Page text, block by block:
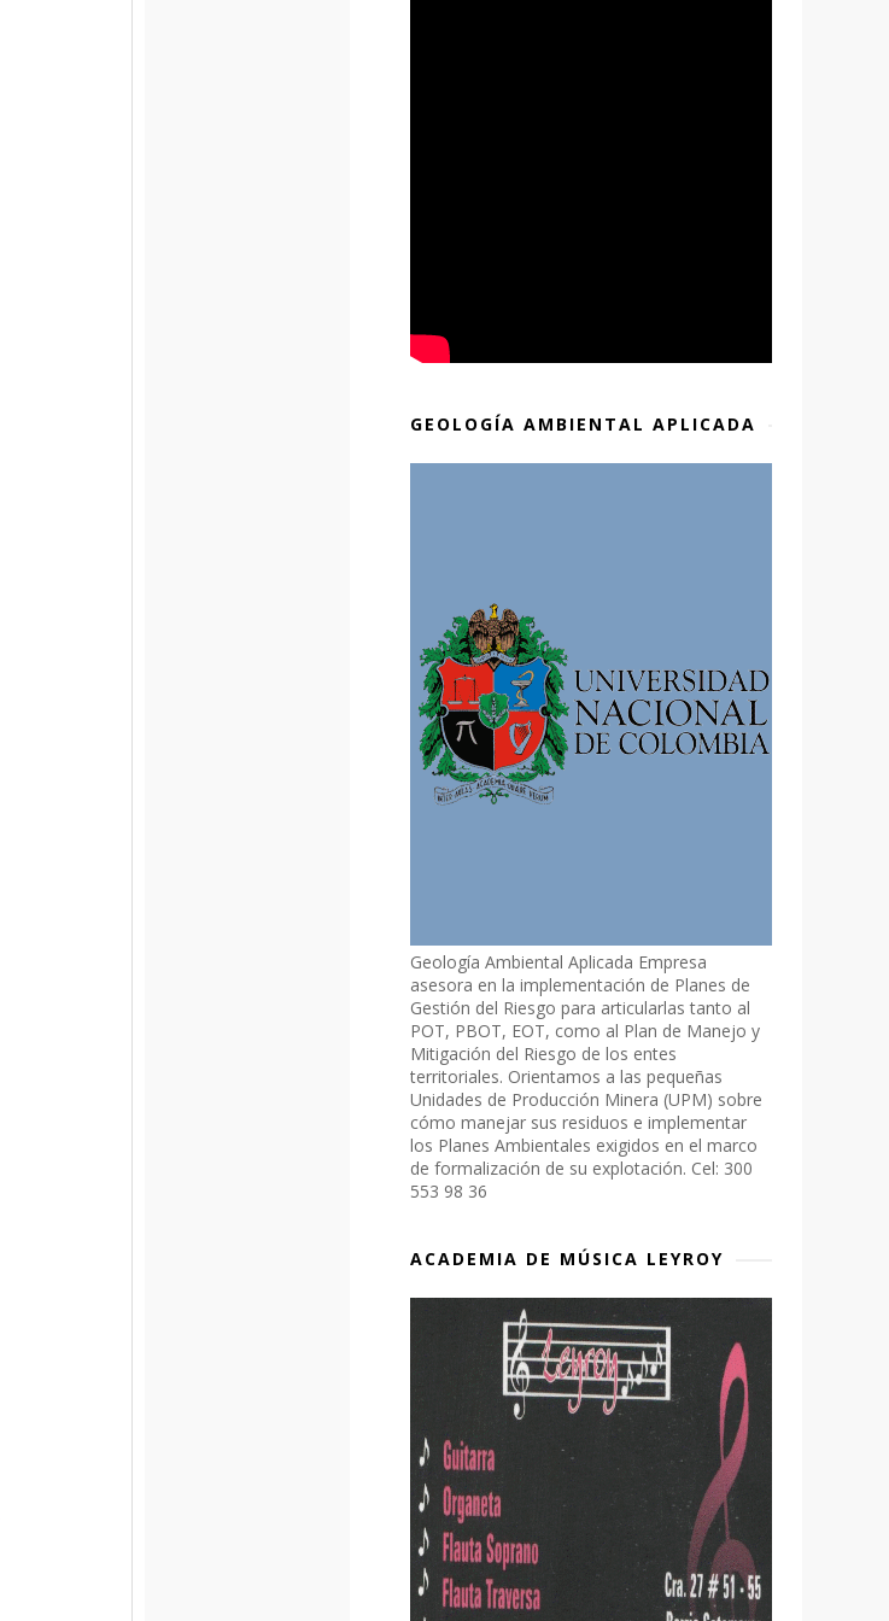
GEOLOGÍA AMBIENTAL APLICADA
Geología Ambiental Aplicada Empresa
asesora en la implementación de Planes de
Gestión del Riesgo para articularlas tanto al
POT, PBOT, EOT, como al Plan de Manejo y
Mitigación del Riesgo de los entes
territoriales. Orientamos a las pequeñas
Unidades de Producción Minera (UPM) sobre
cómo manejar sus residuos e implementar
los Planes Ambientales exigidos en el marco
de formalización de su explotación. Cel: 300
553 98 36
ACADEMIA DE MÚSICA LEYROY